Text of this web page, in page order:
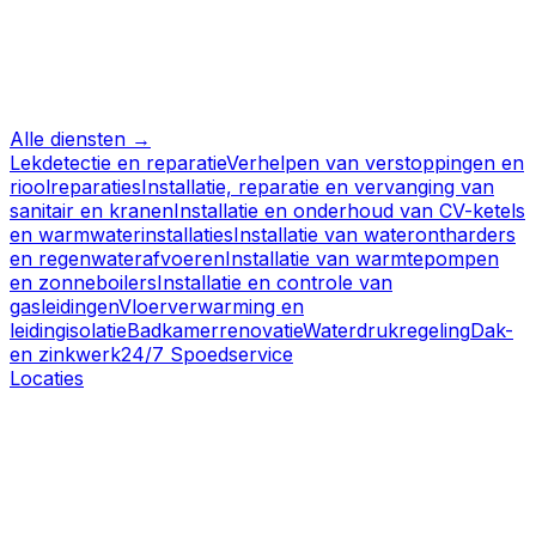
Alle diensten →
Lekdetectie en reparatieVerhelpen van verstoppingen en
rioolreparatiesInstallatie, reparatie en vervanging van
sanitair en kranenInstallatie en onderhoud van CV-ketels
en warmwaterinstallatiesInstallatie van waterontharders
en regenwaterafvoerenInstallatie van warmtepompen
en zonneboilersInstallatie en controle van
gasleidingenVloerverwarming en
leidingisolatieBadkamerrenovatieWaterdrukregelingDak-
en zinkwerk24/7 Spoedservice
Locaties